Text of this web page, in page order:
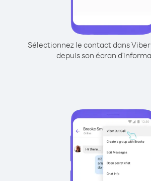
Sélectionnez le contact dans
depuis son écran